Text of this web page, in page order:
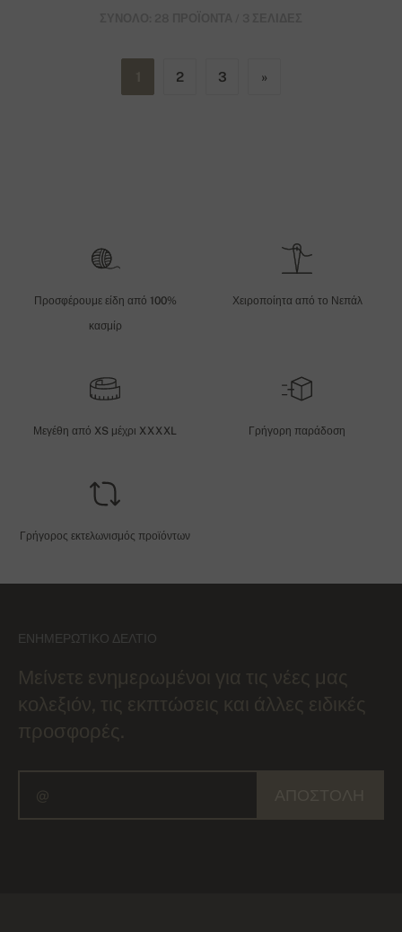
2 3 »
Προσφέρουμε είδη από 100%
κασμίρ
Χειροποίητα από το Νεπάλ
Μεγέθη από XS μέχρι XXXXL Γρήγορη παράδοση
Γρήγορος εκτελωνισμός προϊόντων
ΕΝΗΜΕΡΩΤΙΚΌ ΔΕΛΤΊΟ
Μείνετε ενημερωμένοι για τις νέες μας
κολεξιόν, τις εκπτώσεις και άλλες ειδικές
προσφορές.